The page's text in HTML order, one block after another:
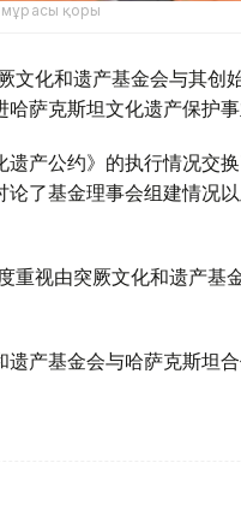
мұрасы қоры
文化和遗产基金会与其创
萨克斯坦文化遗产保护
遗产公约》的执行情况交
论了基金理事会组建情况
重视由突厥文化和遗产
产基金会与哈萨克斯坦合